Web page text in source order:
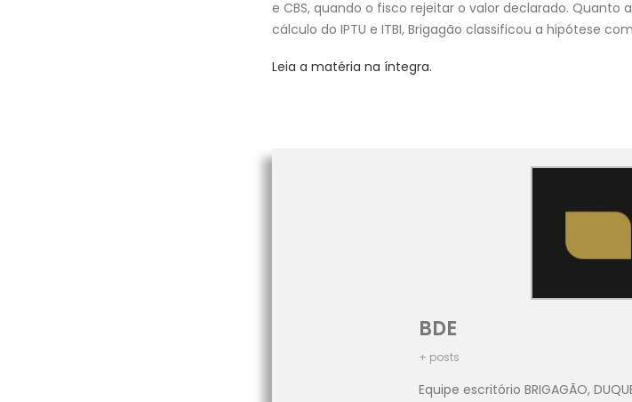
e CBS, quando o fisco rejeitar o valor declarado.
cálculo do IPTU e ITBI, Brigagão classificou a hipótese
Leia a matéria na íntegra.
BDE
+ posts
Equipe escritório BRIGAGÃO,